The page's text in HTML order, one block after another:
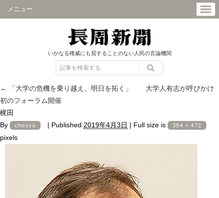
メニュー
いかなる権威にも屈することのない人民の言論機関
←
「大学の危機を乗り越え、明日を拓く」 大学人有志が呼びかけ
初のフォーラム開催
梶田
By
chosyu | Published 2019年4月3日 | Full size is 394 × 472
pixels